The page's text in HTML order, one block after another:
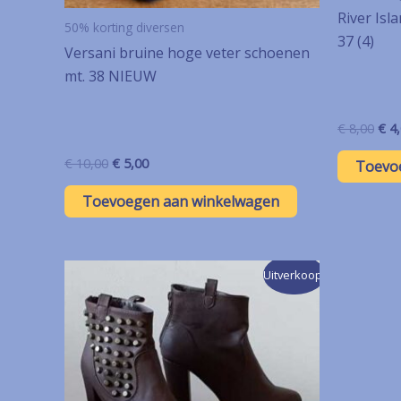
50% korting diversen
Versani bruine hoge veter schoenen
mt. 38 NIEUW
€10,00 Oorspronkelijke
was:
€ 10,00.
€ 5,00Huidige
is:
€ 5,00.
Toevoegen aan winkelwagen
River
37 (4)
€8,00
€
€
Uitverkoop!